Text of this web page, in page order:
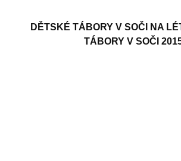
DĚTSKÉ TÁBORY V SOČI NA
TÁBORY V SOČI